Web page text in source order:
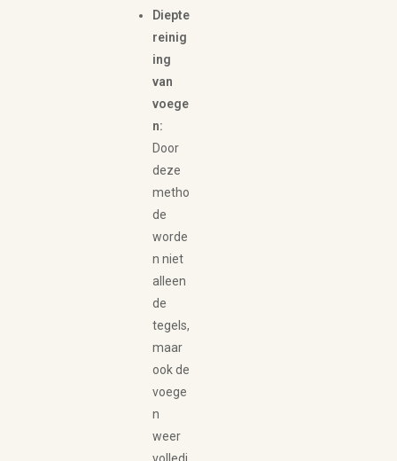
Diepte
reinig
ing
van
voege
n:
Door
deze
metho
de
worde
n niet
alleen
de
tegels,
maar
ook de
voege
n
weer